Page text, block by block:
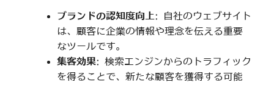
ブランドの認知度向上: 自社のウェブサイト
は、顧客に企業の情報や理念を伝える重要
なツールです。
集客効果: 検索エンジンからのトラフィック
を得ることで、新たな顧客を獲得する可能